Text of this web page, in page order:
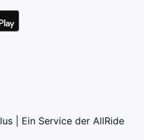
| Ein Service der AllRide